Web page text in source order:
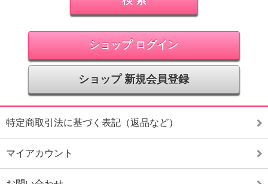
ショップ ログイン
ショップ 新規会員登録
特定商取引法に基づく表記（返品など）
マイアカウント